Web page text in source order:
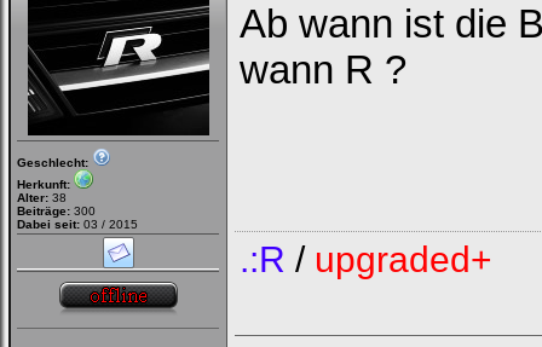
Geschlecht:
Herkunft:
Alter: 38
Beiträge: 300
Dabei seit: 03 / 2015
Ab wann ist die
wann R ?
.:R / upgraded+